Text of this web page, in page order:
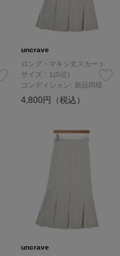
uncrave
ロング・マキシ丈スカート
サイズ：1(S位)
コンディション: 新品同様
4,800円（税込）
uncrave